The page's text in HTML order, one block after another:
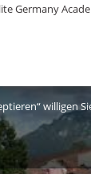
Germany
willigen